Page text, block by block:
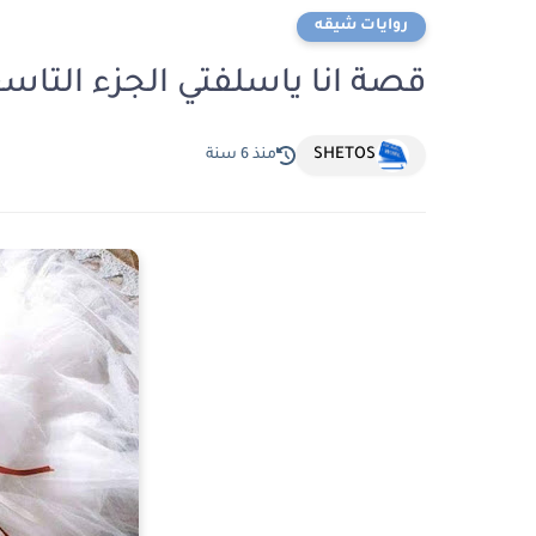
روايات شيقه
قصة انا ياسلفتي الجزء
SHETOS منذ 6 سنة